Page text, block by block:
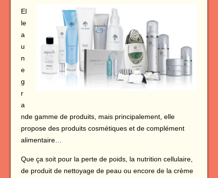
El
le
a
u
n
e
g
r
a
nde gamme de produits, mais principalement, elle
propose des produits cosmétiques et de complément
alimentaire…
Que ça soit pour la perte de poids, la nutrition cellulaire,
de produit de nettoyage de peau ou encore de la crème